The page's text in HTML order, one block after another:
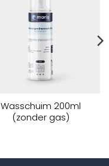
Wasschuim 200ml
(zonder gas)